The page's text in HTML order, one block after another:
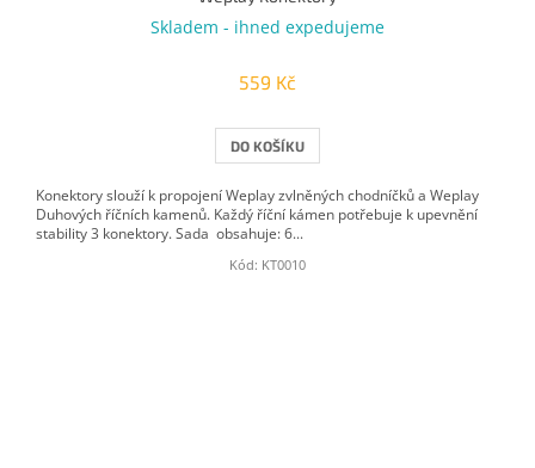
Skladem - ihned expedujeme
559 Kč
DO KOŠÍKU
Konektory slouží k propojení Weplay zvlněných chodníčků a Weplay
Duhových říčních kamenů. Každý říční kámen potřebuje k upevnění
stability 3 konektory. Sada obsahuje: 6...
Kód: KT0010